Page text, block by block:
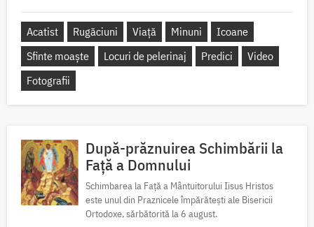
Acatist Rugăciuni Viață Minuni
Icoane
Sfinte moaște
Locuri de pelerinaj Predici
Video
Fotografii
După-prăznuirea Schimbării la
Față a Domnului
Schimbarea la Față a Mântuitorului Iisus Hristos
este unul din Praznicele împărătești ale Bisericii
Ortodoxe, sărbătorită la 6 august.